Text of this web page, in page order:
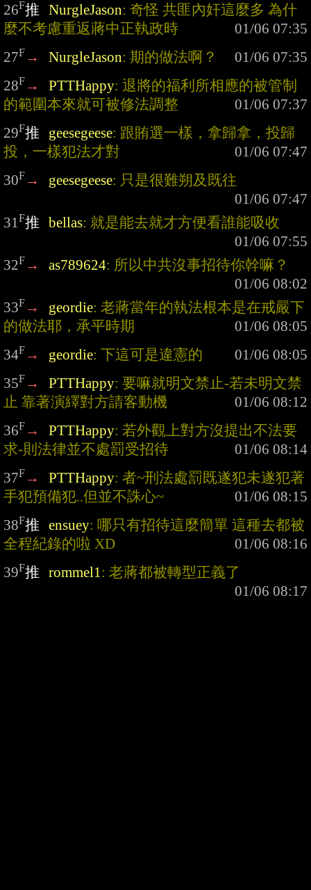
26F推 NurgleJason: 奇怪 共匪內奸這麼多 為什
麼不考慮重返蔣中正執政時
27F → NurgleJason: 期的做法啊？
28F → PTTHappy: 退將的福利所相應的被管制
的範圍本來就可被修法調整
29F推 geesegeese: 跟賄選一樣，拿歸拿，投歸
投，一樣犯法才對
30F → geesegeese: 只是很難朔及既往
31F推 bellas: 就是能去就才方便看誰能吸收
32F → as789624: 所以中共沒事招待你幹嘛？
33F → geordie: 老蔣當年的執法根本是在戒嚴下
的做法耶，承平時期
34F → geordie: 下這可是違憲的
35F → PTTHappy: 要嘛就明文禁止-若未明文禁
止 靠著演繹對方請客動機
36F → PTTHappy: 若外觀上對方沒提出不法要
求-則法律並不處罰受招待
37F → PTTHappy: 者~刑法處罰既遂犯未遂犯著
手犯預備犯..但並不誅心~
38F推 ensuey: 哪只有招待這麼簡單 這種去都被
全程紀錄的啦 XD
39F推 rommel1: 老蔣都被轉型正義了